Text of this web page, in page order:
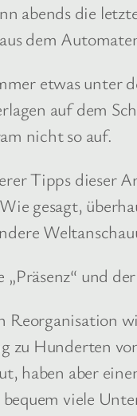
abends die
dem
etwas unter
auf dem
nicht so auf.
Tipps dieser
gesagt,
und
Reorganisation
zu Hunderten
haben aber
viele